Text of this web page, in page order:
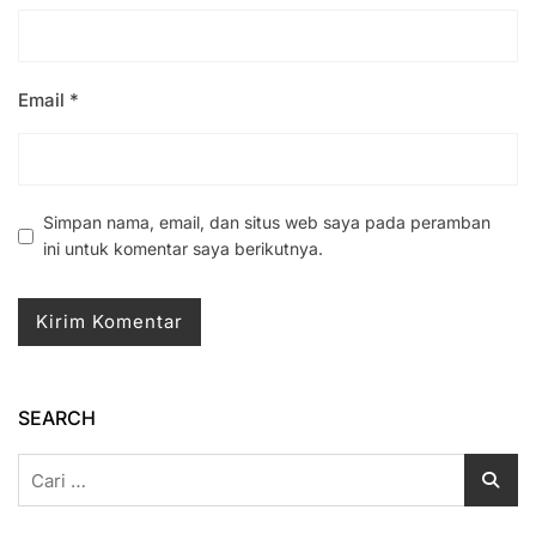
Email *
Simpan nama, email, dan situs web saya pada peramban
ini untuk komentar saya berikutnya.
SEARCH
untuk: